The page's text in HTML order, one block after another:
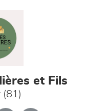
et Fils
(81)